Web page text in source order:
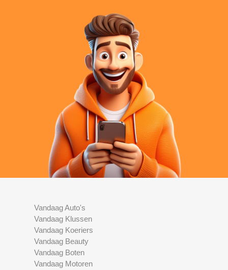
Vandaag Auto's
Vandaag Klussen
Vandaag Koeriers
Vandaag Beauty
Vandaag Boten
Vandaag Motoren